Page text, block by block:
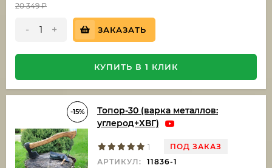
20 349₽
- + ЗАКАЗАТЬ
КУПИТЬ В 1 КЛИК
-15%
Топор-30 (варка металлов:
углерод+ХВГ)
1
ПОД ЗАКАЗ
АРТИКУЛ:
11836-1